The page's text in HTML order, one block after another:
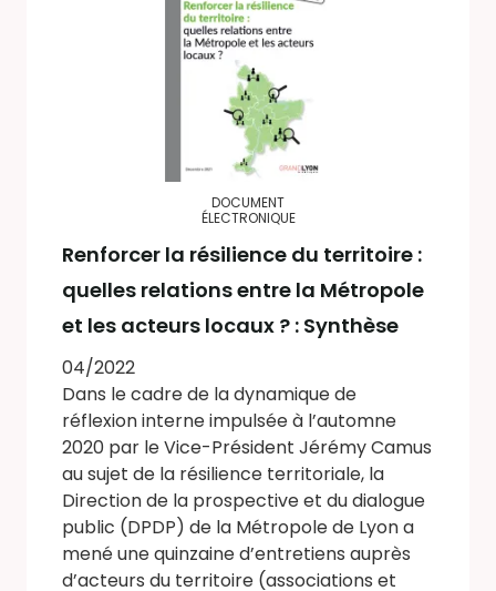
DOCUMENT
ÉLECTRONIQUE
Renforcer la résilience du territoire :
quelles relations entre la Métropole
et les acteurs locaux ? : Synthèse
04/2022
Dans le cadre de la dynamique de
réflexion interne impulsée à l’automne
2020 par le Vice-Président Jérémy Camus
au sujet de la résilience territoriale, la
Direction de la prospective et du dialogue
public (DPDP) de la Métropole de Lyon a
mené une quinzaine d’entretiens auprès
d’acteurs du territoire (associations et